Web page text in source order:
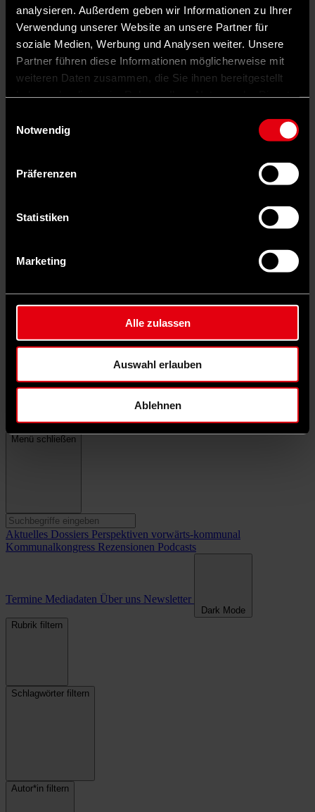
analysieren. Außerdem geben wir Informationen zu Ihrer
Verwendung unserer Website an unsere Partner für
soziale Medien, Werbung und Analysen weiter. Unsere
Partner führen diese Informationen möglicherweise mit
weiteren Daten zusammen, die Sie ihnen bereitgestellt
Notwendig
Präferenzen
Statistiken
Marketing
Alle zulassen
Auswahl erlauben
Ablehnen
Menü schließen
Aktuelles Dossiers Perspektiven vorwärts-kommunal
Kommunalkongress Rezensionen Podcasts
Termine Mediadaten Über uns Newsletter
Dark Mode
Rubrik filtern
Schlagwörter filtern
Autor*in filtern